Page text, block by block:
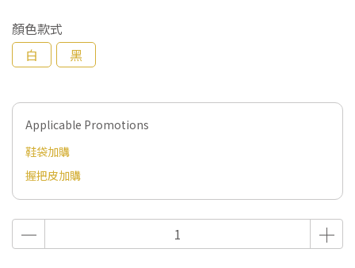
顏色款式
白
黑
Applicable Promotions
鞋袋加購
握把皮加購